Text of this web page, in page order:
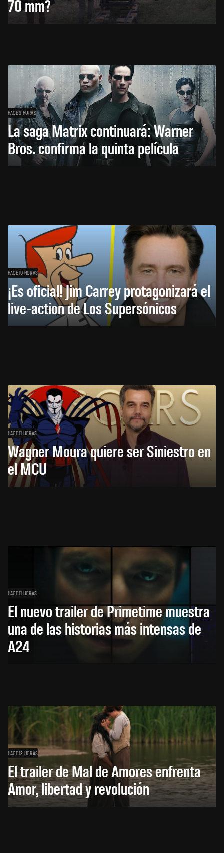
70 mm?
HACE 9 HORAS
La saga Matrix continuará: Warner
Bros. confirma la quinta película
HACE 10 HORAS
¡Es oficial! Jim Carrey protagonizará el
live-action de Los Supersónicos
HACE 11 HORAS
Wagner Moura quiere ser Siniestro en
el MCU
HACE 11 HORAS
El nuevo trailer de Primetime muestra
una de las historias más intensas de
A24
HACE 12 HORAS
El trailer de Mal de Amores enfrenta
Amor, libertad y revolución